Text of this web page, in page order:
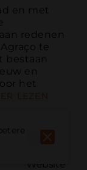
en met
redenen
te
bestaan
en
het
Website